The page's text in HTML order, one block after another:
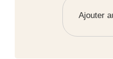
Ajouter